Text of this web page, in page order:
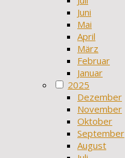
Juni
Mai
April
März
Februar
Januar
2025
Dezember
November
Oktober
September
August